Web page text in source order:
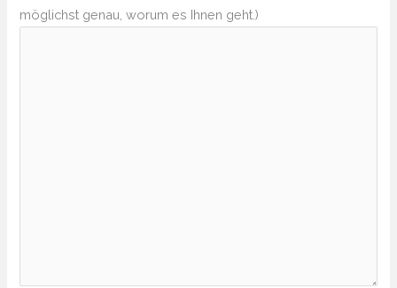
möglichst genau, worum es Ihnen geht.)